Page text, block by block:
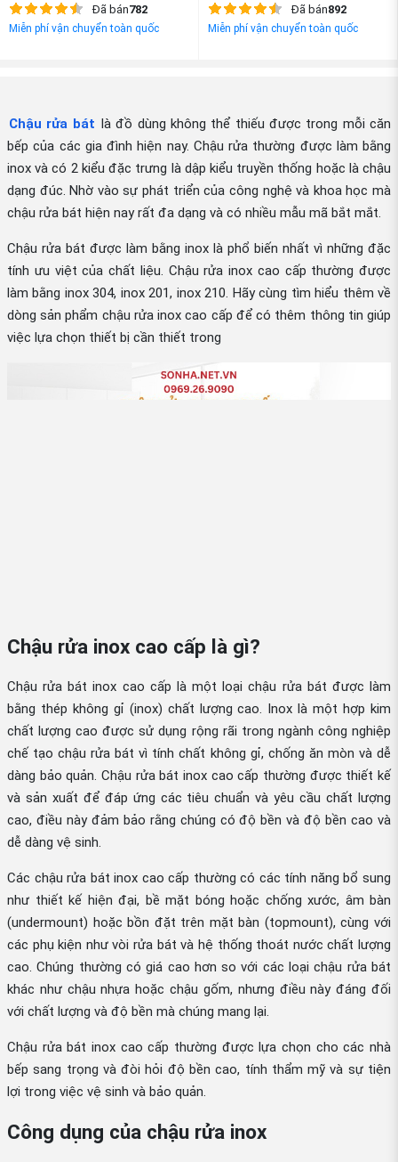
Đã bán782
Miễn phí vận chuyển toàn quốc
Đã bán892
Miễn phí vận chuyển toàn quốc
Chậu rửa bát là đồ dùng không thể thiếu được trong mỗi căn
bếp của các gia đình hiện nay. Chậu rửa thường được làm bằng
inox và có 2 kiểu đặc trưng là dập kiểu truyền thống hoặc là chậu
dạng đúc. Nhờ vào sự phát triển của công nghệ và khoa học mà
chậu rửa bát hiện nay rất đa dạng và có nhiều mẫu mã bắt mắt.
Chậu rửa bát được làm bằng inox là phổ biến nhất vì những đặc
tính ưu việt của chất liệu. Chậu rửa inox cao cấp thường được
làm bằng inox 304, inox 201, inox 210. Hãy cùng tìm hiểu thêm về
dòng sản phẩm chậu rửa inox cao cấp để có thêm thông tin giúp
việc lựa chọn thiết bị cần thiết trong
Chậu rửa inox cao cấp là gì?
Chậu rửa bát inox cao cấp là một loại chậu rửa bát được làm
bằng thép không gỉ (inox) chất lượng cao. Inox là một hợp kim
chất lượng cao được sử dụng rộng rãi trong ngành công nghiệp
chế tạo chậu rửa bát vì tính chất không gỉ, chống ăn mòn và dễ
dàng bảo quản. Chậu rửa bát inox cao cấp thường được thiết kế
và sản xuất để đáp ứng các tiêu chuẩn và yêu cầu chất lượng
cao, điều này đảm bảo rằng chúng có độ bền và độ bền cao và
dễ dàng vệ sinh.
Các chậu rửa bát inox cao cấp thường có các tính năng bổ sung
như thiết kế hiện đại, bề mặt bóng hoặc chống xước, âm bàn
(undermount) hoặc bồn đặt trên mặt bàn (topmount), cùng với
các phụ kiện như vòi rửa bát và hệ thống thoát nước chất lượng
cao. Chúng thường có giá cao hơn so với các loại chậu rửa bát
khác như chậu nhựa hoặc chậu gốm, nhưng điều này đáng đối
với chất lượng và độ bền mà chúng mang lại.
Chậu rửa bát inox cao cấp thường được lựa chọn cho các nhà
bếp sang trọng và đòi hỏi độ bền cao, tính thẩm mỹ và sự tiện
lợi trong việc vệ sinh và bảo quản.
Công dụng của chậu rửa inox